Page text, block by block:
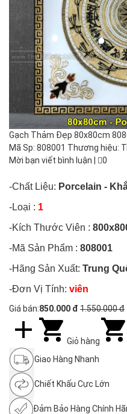
Gạch Thảm Đẹp 80x80cm
Mã Sp: 808001 Thương hiệu:
Mời bạn viết bình luận
0
-Chất Liệu: Porcelain -
-Loại : 1
-Kích Thước Viên :
-Mã Sản Phẩm : 808001
-Hãng Sản Xuất: Trung
-Đơn Vị Tính: viên
Giá bán:850.000 đ 1.550.000 đ
Giỏ hàng
Giao Hàng Nhanh
Chiết Khấu Cực Lớn
Đảm Bảo Hàng Chính